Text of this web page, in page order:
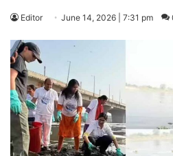
Editor June 14, 2026 | 7:31 pm